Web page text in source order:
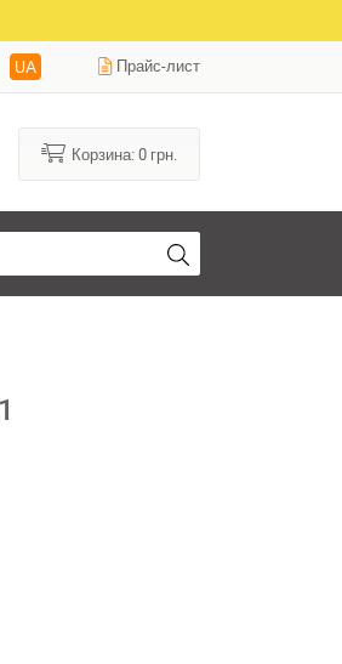
UA Прайс-лист
Корзина:0 грн.